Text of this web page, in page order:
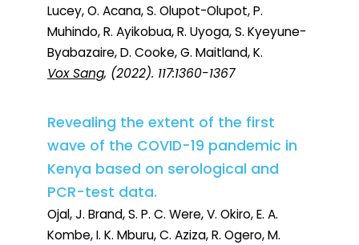
Lucey, O. Acana, S. Olupot-Olupot, P.
Muhindo, R. Ayikobua, R. Uyoga, S. Kyeyune-
Byabazaire, D. Cooke, G. Maitland, K.
Vox Sang, (2022). 117:1360-1367
Revealing the extent of the first
wave of the COVID-19 pandemic in
Kenya based on serological and
PCR-test data.
Ojal, J. Brand, S. P. C. Were, V. Okiro, E. A.
Kombe, I. K. Mburu, C. Aziza, R. Ogero, M.